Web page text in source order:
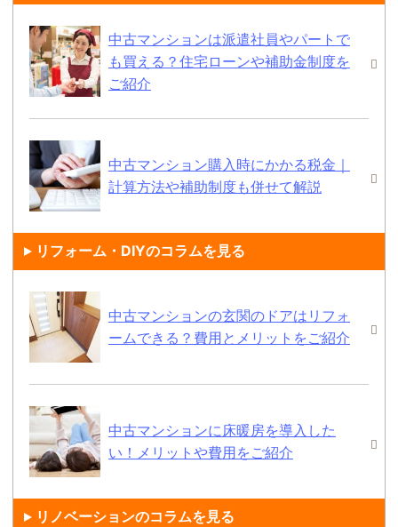
中古マンションは派遣社員やパートで
も買える？住宅ローンや補助金制度を
ご紹介
中古マンション購入時にかかる税金｜
計算方法や補助制度も併せて解説
リフォーム・DIYのコラムを見る
中古マンションの玄関のドアはリフォ
ームできる？費用とメリットをご紹介
中古マンションに床暖房を導入した
い！メリットや費用をご紹介
リノベーションのコラムを見る